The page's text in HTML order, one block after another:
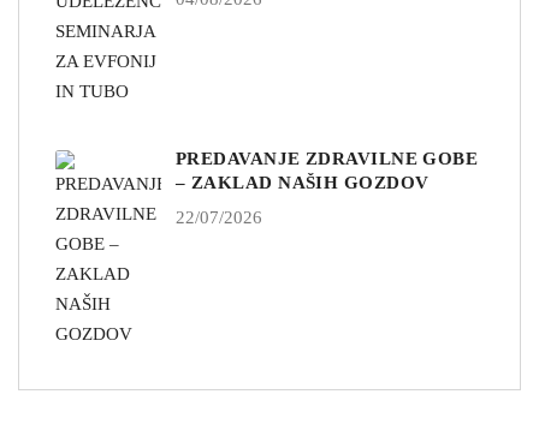
PREDAVANJE ZDRAVILNE GOBE
– ZAKLAD NAŠIH GOZDOV
22/07/2026